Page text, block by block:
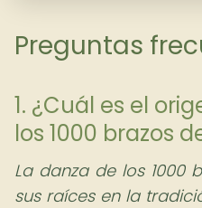
Preguntas
1. ¿Cuál es el
los 1000 brazos
La danza de los 1000
sus raíces en la